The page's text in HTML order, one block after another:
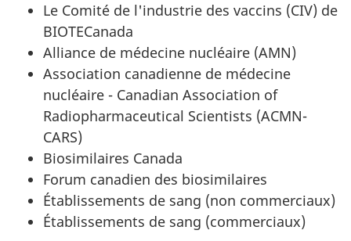
Le Comité de l'industrie des vaccins (CIV) de
BIOTECanada
Alliance de médecine nucléaire (AMN)
Association canadienne de médecine
nucléaire - Canadian Association of
Radiopharmaceutical Scientists (ACMN-
CARS)
Biosimilaires Canada
Forum canadien des biosimilaires
Établissements de sang (non commerciaux)
Établissements de sang (commerciaux)